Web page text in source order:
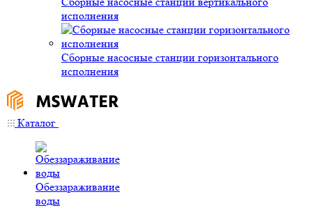
исполнения
Сборные насосные станции горизонтального
исполнения
Каталог
Обеззараживание
воды